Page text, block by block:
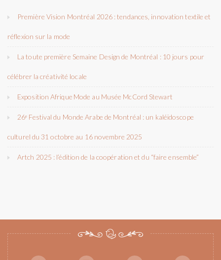
Première Vision Montréal 2026 : tendances, innovation textile et
réflexion sur la mode
La toute première Semaine Design de Montréal : 10 jours pour
célébrer la créativité locale
Exposition Afrique Mode au Musée McCord Stewart
26ᵉ Festival du Monde Arabe de Montréal : un kaléidoscope
culturel du 31 octobre au 16 novembre 2025
Artch 2025 : l’édition de la coopération et du “faire ensemble”